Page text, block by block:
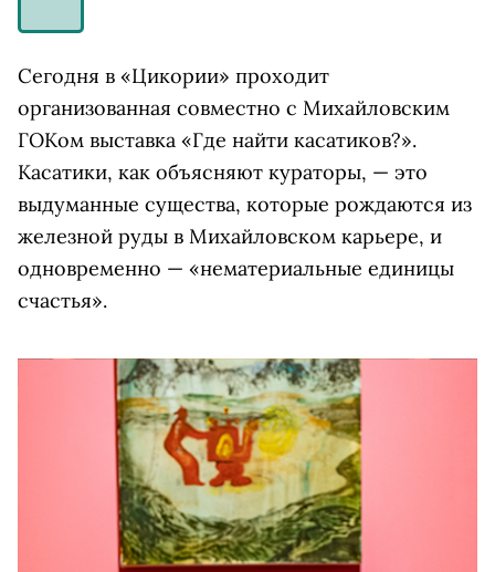
Сегодня в «Цикории» проходит
организованная совместно с Михайловским
ГОКом выставка «Где найти касатиков?».
Касатики, как объясняют кураторы, — это
выдуманные существа, которые рождаются из
железной руды в Михайловском карьере, и
одновременно — «нематериальные единицы
счастья».